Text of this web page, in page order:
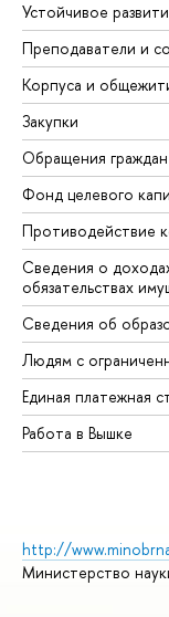
Устойчивое
Преподаватели и
Корпуса и
Закупки
Обращения
Фонд целевого
Противодействие
Сведения о
обязательствах
Сведения об
Людям с
Единая платежная
Работа в Вышке
http://
Министерство